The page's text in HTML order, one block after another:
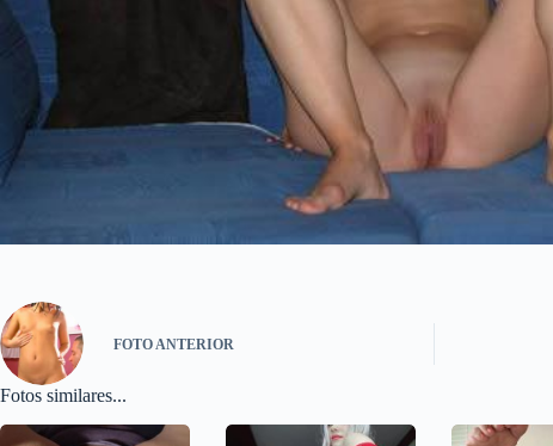
FOTOANTERIOR
Fotos similares...